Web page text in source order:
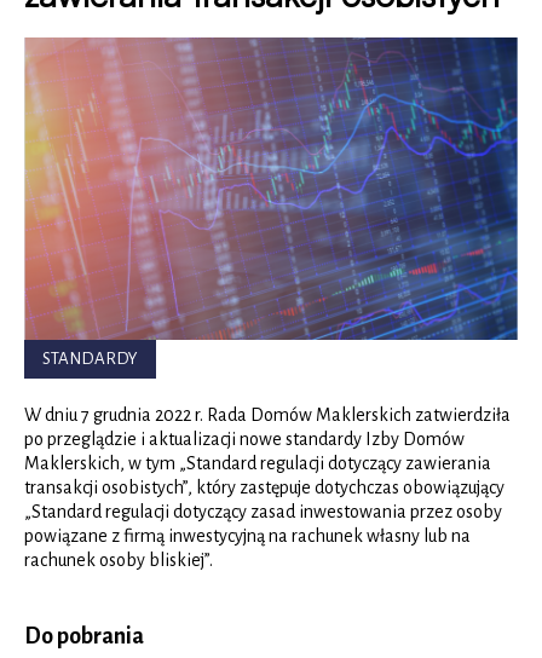
Domów
Maklerskich
STANDARDY
W dniu 7 grudnia 2022 r. Rada Domów Maklerskich zatwierdziła
po przeglądzie i aktualizacji nowe standardy Izby Domów
Maklerskich, w tym „Standard regulacji dotyczący zawierania
transakcji osobistych”, który zastępuje dotychczas obowiązujący
„Standard regulacji dotyczący zasad inwestowania przez osoby
powiązane z firmą inwestycyjną na rachunek własny lub na
rachunek osoby bliskiej”.
Do pobrania